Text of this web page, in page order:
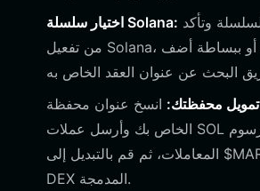
اختيار سلسلة Solana:
من تفعيل Solana، أو ببساطة أضف $MARCUZ عن
تمويل محفظتك: انسخ عنوان محفظة Solana العام
الخاص بك وأرسل عملات SOL إليه لتغطية رسوم
المعاملات، ثم قم بالتبديل إلى $MARCUZ عبر ميزات
DEX المدمجة.